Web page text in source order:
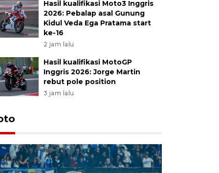
Hasil kualifikasi Moto3 Inggris
2026: Pebalap asal Gunung
Kidul Veda Ega Pratama start
ke-16
2 jam lalu
Hasil kualifikasi MotoGP
Inggris 2026: Jorge Martin
rebut pole position
3 jam lalu